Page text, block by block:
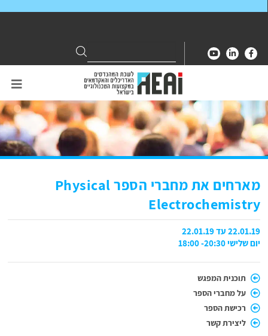
for:
Search
מארחים את מחברי הספר Physical
Electrochemistry
22.01.19 עד 22.01.19
יום שלישי 20:30- 18:00
תוכנית המפגש
על מחברי הספר
רכישת הספר
ליצירת קשר